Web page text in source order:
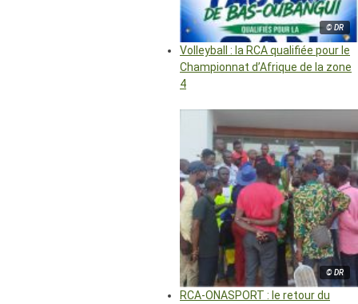
© DR
Volleyball : la RCA qualifiée pour le
Championnat d’Afrique de la zone
4
© DR
RCA-ONASPORT : le retour du